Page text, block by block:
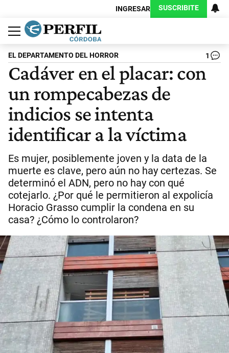
INGRESAR SUSCRIBITE
Política
Economía
Judiciales
Sociedad
Cultura
Espectáculos
Deportes
Protagonistas
EL DEPARTAMENTO DEL HORROR 1
Cadáver en el placar: con
un rompecabezas de
indicios se intenta
identificar a la víctima
Es mujer, posiblemente joven y la data de la
muerte es clave, pero aún no hay certezas. Se
determinó el ADN, pero no hay con qué
cotejarlo. ¿Por qué le permitieron al expolicía
Horacio Grasso cumplir la condena en su
casa? ¿Cómo lo controlaron?